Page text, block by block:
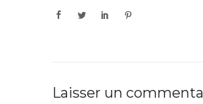
Laisser un